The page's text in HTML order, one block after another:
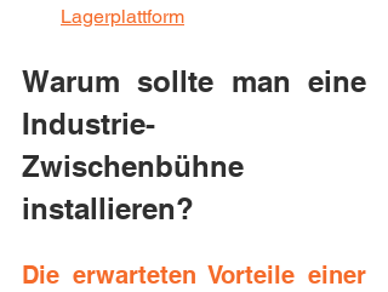
Lagerplattform
Warum sollte man eine
Industrie-
Zwischenbühne
installieren?
Die erwarteten Vorteile einer